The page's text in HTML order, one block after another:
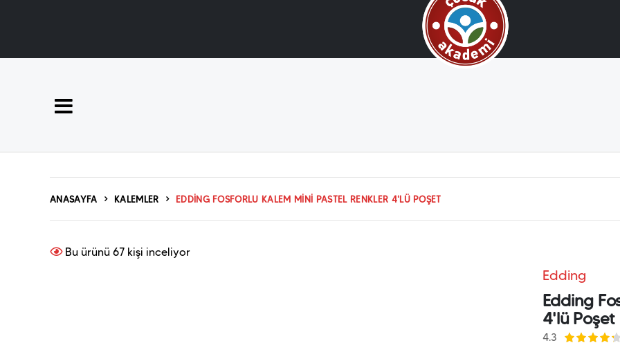
ANASAYFA KALEMLER EDDING FOSFORLU KALEM MINI PASTEL RENKLER 4'LÜ POŞET
Bu ürünü 67 kişi inceliyor
Edding
Edding
4'lü Poşet
4.3